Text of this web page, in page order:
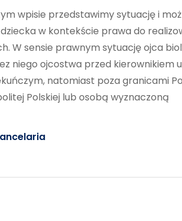
wpisie przedstawimy sytuację i
w kontekście prawa do
W sensie prawnym sytuację ojca
niego ojcostwa przed kierownikiem
natomiast poza granicami
Polskiej lub osobą wyznaczoną